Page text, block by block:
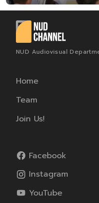
NUD Audiovisual
Home
Team
Join Us!
Facebook
Instagram
YouTube